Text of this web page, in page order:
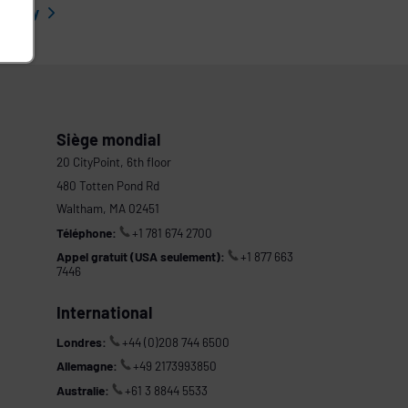
story
Siège mondial
20 CityPoint, 6th floor
480 Totten Pond Rd
Waltham, MA 02451
Téléphone:
+1 781 674 2700
Appel gratuit (USA seulement):
+1 877 663
7446
International
Londres:
+44 (0)208 744 6500
Allemagne:
+49 2173993850
Australie:
+61 3 8844 5533